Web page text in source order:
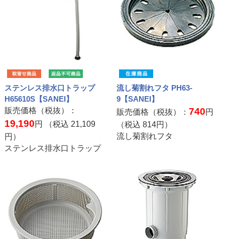
ステンレス排水口トラップ
H65610S【SANEI】
販売価格（税抜）：
19,190円 （税込 21,109
円）
ステンレス排水口トラップ
流し菊割れフタ PH63-
9【SANEI】
販売価格（税抜）：740円
（税込814円）
流し菊割れフタ